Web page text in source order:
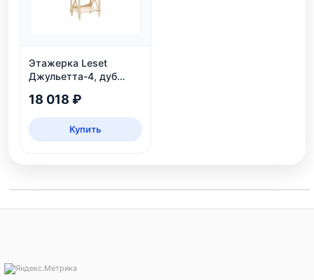
Этажерка Leset
Джульетта-4, дуб
18 018 ₽
Купить